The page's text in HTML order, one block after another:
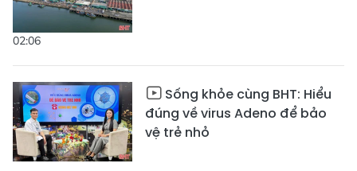
02:06
Sống khỏe cùng BHT: Hiểu
đúng về virus Adeno để bảo
vệ trẻ nhỏ